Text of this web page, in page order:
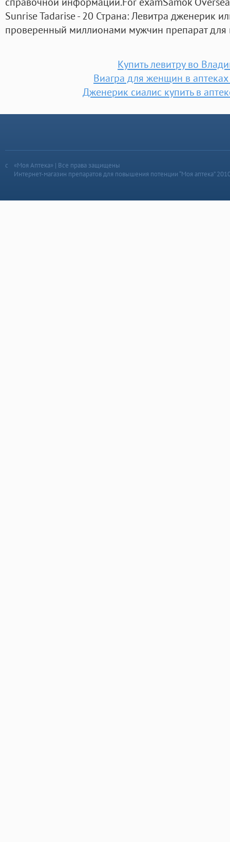
Sunrise Tadarise - 20 Страна: Левитра дженерик
проверенный миллионами мужчин препарат для
Купить левитру во
Виагра для женщин в
Дженерик сиалис купить в
«Моя Аптека» | Все права защищены
Интернет-магазин препаратов для повышения потенции “Моя аптека”